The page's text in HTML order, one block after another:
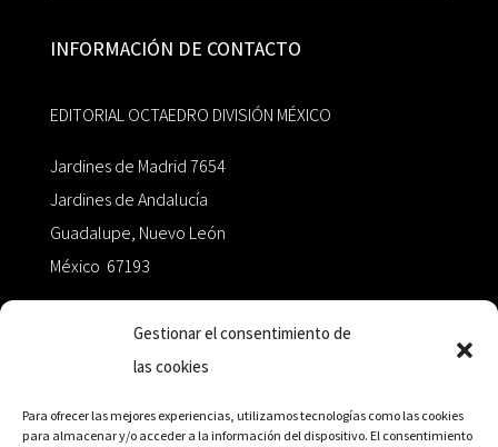
Gestionar el consentimiento de
las cookies
Para ofrecer las mejores experiencias, utilizamos tecnologías como las cookies
para almacenar y/o acceder a la información del dispositivo. El consentimiento
INFORMACIÓN DE CONTACTO
EDITORIAL OCTAEDRO DIVISIÓN MÉXICO
Jardines de Madrid 7654
Jardines de Andalucía
Guadalupe, Nuevo León
México 67193
+52 811.499.5638